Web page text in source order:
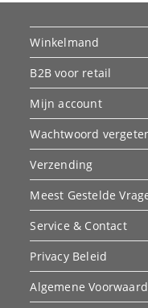
Winkelmand
B2B voor retail
Mijn account
Wachtwoord
Verzending
Meest Gestelde
Service & Contact
Privacy Beleid
Algemene